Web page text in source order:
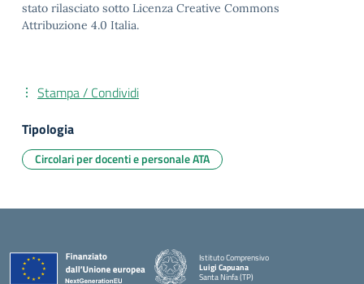
stato rilasciato sotto Licenza Creative Commons
Attribuzione 4.0 Italia.
Stampa / Condividi
Tipologia
Circolari per docenti e personale ATA
Istituto Comprensivo
Luigi Capuana
Santa Ninfa (TP)